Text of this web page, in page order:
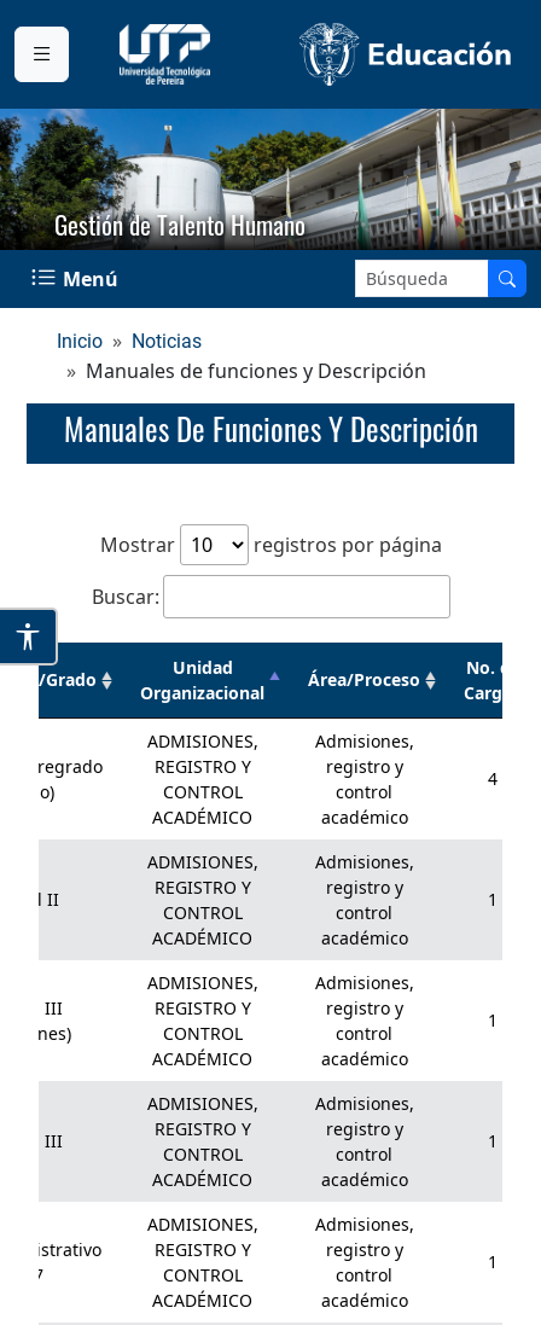
Gestión de Talento Humano
Menú Buscar en el sitio:
Inicio Noticias
Manuales de funciones y Descripción
Manuales De Funciones Y Descripción